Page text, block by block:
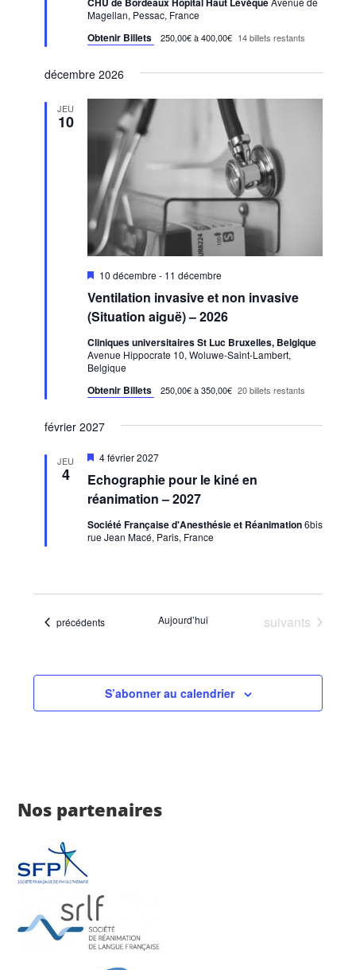
Magellan, Pessac, France
Obtenir Billets 250,00€ à 400,00€ 14 billets restants
décembre 2026
JEU
10
Ventilation invasive et non invasive
(Situation aiguë) – 2026
Mis
avant
10 décembre - 11 décembre
Cliniques universitaires St Luc Bruxelles, Belgique
Avenue Hippocrate 10, Woluwe-Saint-Lambert,
Belgique
Obtenir Billets 250,00€ à 350,00€ 20 billets restants
février 2027
JEU
4
Echographie pour le kiné en
réanimation – 2027
Mis
avant
4 février 2027
Société Française d'Anesthésie et Réanimation6bis
rue Jean Macé, Paris, France
Évènements
précédents Aujourd’hui Évènements
suivants
S’abonner au calendrier
Nos partenaires